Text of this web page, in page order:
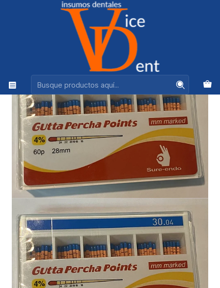
Ventas +56944575313
ENDODONCIA
CONO GUTAPERCHA SURE-ENDO MILIMETRADO 4%